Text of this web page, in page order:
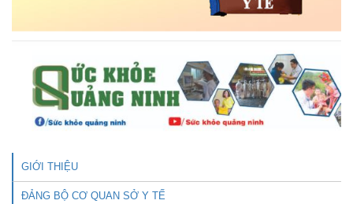
GIỚI THIỆU
ĐẢNG BỘ CƠ QUAN SỞ Y TẾ